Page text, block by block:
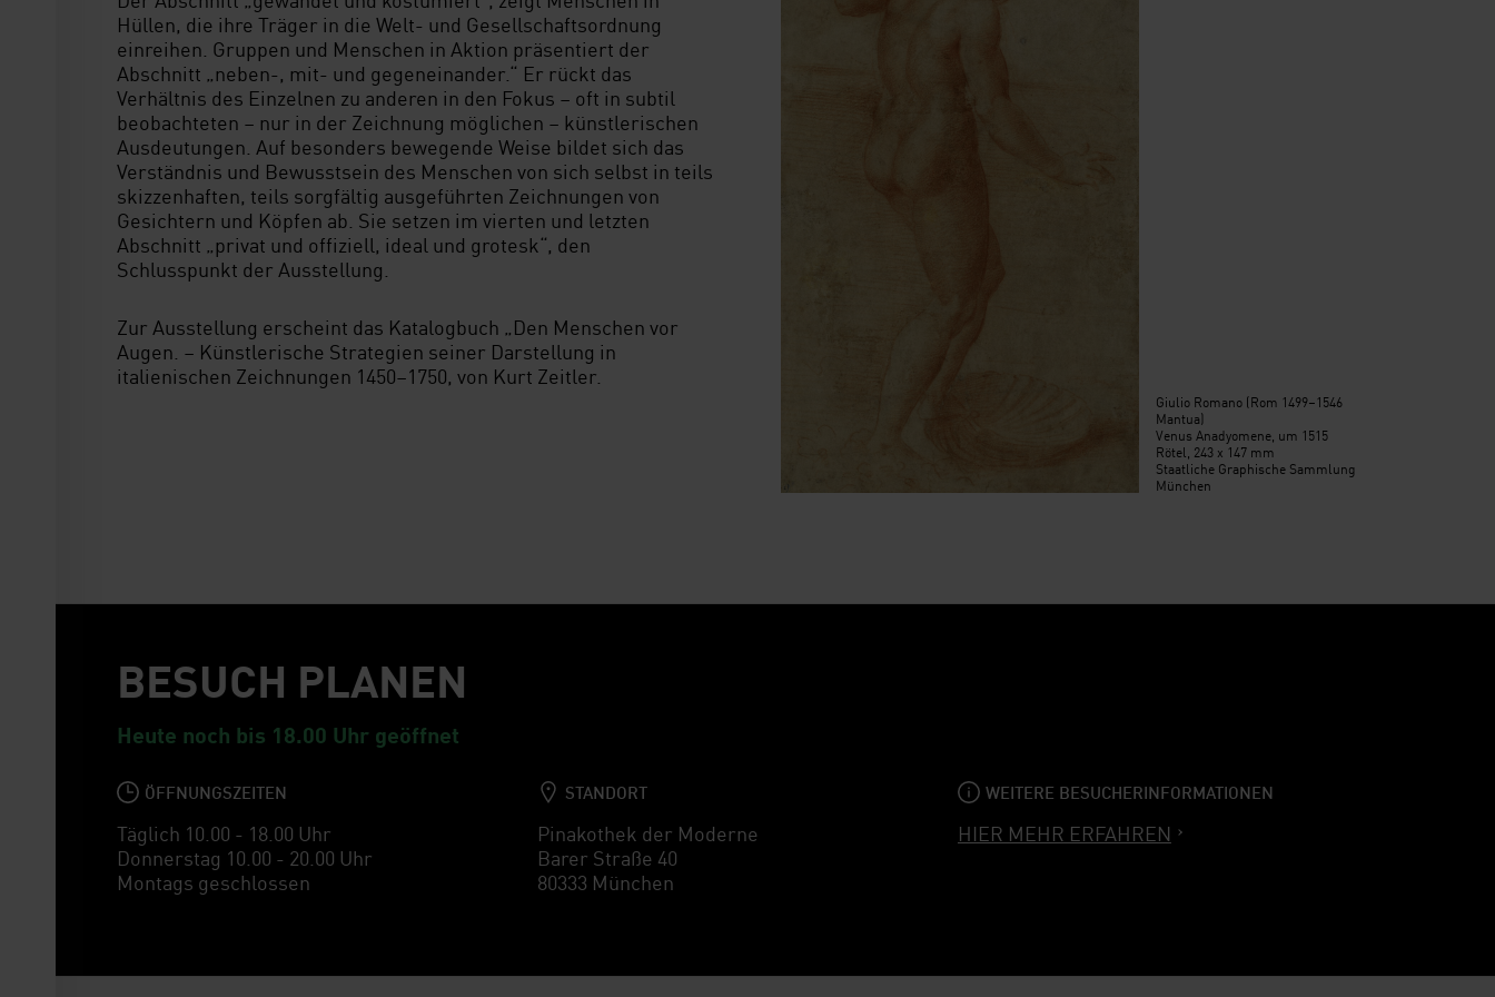
a
h
l
Hüllen, die ihre Träger in die Welt- und Gesellschaftsordnung
einreihen. Gruppen und Menschen in Aktion präsentiert der
Abschnitt „neben-, mit- und gegeneinander.“ Er rückt das
Verhältnis des Einzelnen zu anderen in den Fokus – oft in subtil
beobachteten – nur in der Zeichnung möglichen – künstlerischen
Ausdeutungen. Auf besonders bewegende Weise bildet sich das
Verständnis und Bewusstsein des Menschen von sich selbst in teils
skizzenhaften, teils sorgfältig ausgeführten Zeichnungen von
Gesichtern und Köpfen ab. Sie setzen im vierten und letzten
Abschnitt „privat und offiziell, ideal und grotesk“, den
Schlusspunkt der Ausstellung.
Zur Ausstellung erscheint das Katalogbuch „Den Menschen vor
Augen. – Künstlerische Strategien seiner Darstellung in
italienischen Zeichnungen 1450–1750, von Kurt Zeitler.
Giulio Romano (Rom 1499–1546
Mantua)
Venus Anadyomene, um 1515
Rötel, 243 x 147 mm
Staatliche Graphische Sammlung
München
BESUCH PLANEN
Heute noch bis 18.00 Uhr geöffnet
ÖFFNUNGSZEITEN
Täglich 10.00 - 18.00 Uhr
Donnerstag 10.00 - 20.00 Uhr
Montags geschlossen
STANDORT
Pinakothek der Moderne
Barer Straße 40
80333 München
WEITERE BESUCHERINFORMATIONEN
HIER MEHR ERFAHREN